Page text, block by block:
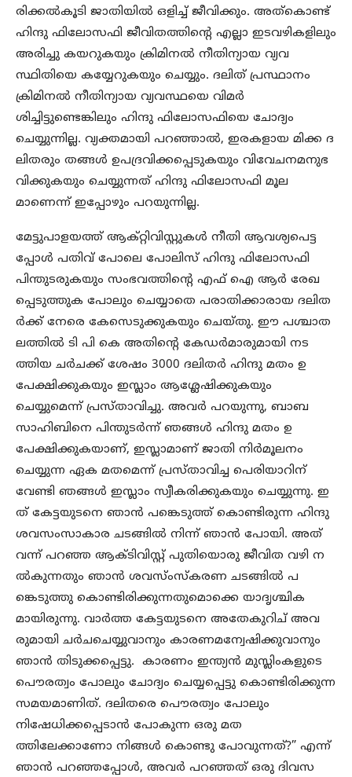
രിക്കൽകൂടി ജാതിയിൽ ഒളിച്ച് ജീവിക്കും. അത്കൊണ്ട്
ഹിന്ദു ഫിലോസഫി ജീവിതത്തിന്റെ എല്ലാ ഇടവഴികളിലും
അരിച്ചു കയറുകയും ക്രിമിനൽ നീതിന്യായ വ്യവ
സ്ഥിതിയെ കയ്യേറുകയും ചെയ്യും. ദലിത് പ്രസ്ഥാനം
ക്രിമിനൽ നീതിന്യായ വ്യവസ്ഥയെ വിമർ
ശിച്ചിട്ടുണ്ടെങ്കിലും ഹിന്ദു ഫിലോസഫിയെ ചോദ്യം
ചെയ്യുന്നില്ല. വ്യക്തമായി പറഞ്ഞാൽ, ഇരകളായ മിക്ക ദ
ലിതരും തങ്ങൾ ഉപദ്രവിക്കപ്പെടുകയും വിവേചനമനുഭ
വിക്കുകയും ചെയ്യുന്നത് ഹിന്ദു ഫിലോസഫി മൂല
മാണെന്ന് ഇപ്പോഴും പറയുന്നില്ല.
മേട്ടുപാളയത്ത് ആക്റ്റിവിസ്റ്റുകൾ നീതി ആവശ്യപെട്ട
പ്പോൾ പതിവ് പോലെ പോലിസ് ഹിന്ദു ഫിലോസഫി
പിന്തുടരുകയും സംഭവത്തിന്റെ എഫ് ഐ ആർ രേഖ
പ്പെടുത്തുക പോലും ചെയ്യാതെ പരാതിക്കാരായ ദലിത
ർക്ക് നേരെ കേസെടുക്കുകയും ചെയ്തു. ഈ പശ്ചാത
ലത്തിൽ ടി പി കെ അതിന്റെ കേഡർമാരുമായി നട
ത്തിയ ചർചക്ക് ശേഷം 3000 ദലിതർ ഹിന്ദു മതം ഉ
പേക്ഷിക്കുകയും ഇസ്ലാം ആശ്ലേഷിക്കുകയും
ചെയ്യുമെന്ന് പ്രസ്താവിച്ചു. അവർ പറയുന്നു, ബാബ
സാഹിബിനെ പിന്തുടർന്ന് ഞങ്ങൾ ഹിന്ദു മതം ഉ
പേക്ഷിക്കുകയാണ്, ഇസ്ലാമാണ് ജാതി നിർമൂലനം
ചെയ്യുന്ന ഏക മതമെന്ന് പ്രസ്താവിച്ച പെരിയാറിന്
വേണ്ടി ഞങ്ങൾ ഇസ്ലാം സ്വീകരിക്കുകയും ചെയ്യുന്നു. ഇ
ത് കേട്ടയുടനെ ഞാൻ പങ്കെടുത്ത് കൊണ്ടിരുന്ന ഹിന്ദു
ശവസംസാകാര ചടങ്ങിൽ നിന്ന് ഞാൻ പോയി. അത്
വന്ന് പറഞ്ഞ ആക്ടിവിസ്റ്റ് പുതിയൊരു ജീവിത വഴി ന
ൽകുന്നതും ഞാൻ ശവസ്ംസ്കരണ ചടങ്ങിൽ പ
ങ്കെടുത്തു കൊണ്ടിരിക്കുന്നതുമൊക്കെ യാദൃശ്ചിക
മായിരുന്നു. വാർത്ത കേട്ടയുടനെ അതേകുറിച് അവ
രുമായി ചർചചെയ്യുവാനും കാരണമന്വേഷിക്കുവാനും
ഞാൻ തിടുക്കപ്പെട്ടു. കാരണം ഇന്ത്യൻ മുസ്ലിംകളുടെ
പൌരത്വം പോലും ചോദ്യം ചെയ്യപ്പെട്ടു കൊണ്ടിരിക്കുന്ന
സമയമാണിത്. ദലിതരെ പൌരത്വം പോലും
നിഷേധിക്കപ്പെടാൻ പോകുന്ന ഒരു മത
ത്തിലേക്കാണോ നിങ്ങൾ കൊണ്ടു പോവുന്നത്?” എന്ന്
ഞാൻ പറഞ്ഞപ്പോൾ, അവർ പറഞ്ഞത് ഒരു ദിവസ